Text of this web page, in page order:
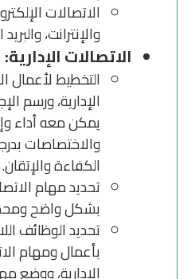
الاتصالات
والإنترانت،
الاتصالات الإدارية:
التخطيط لأعمال
الإدارية، ورسم
يمكن معه أداء
والاختصاصات
الكفاءة والإتقان.
تحديد مهام
بشكل واضح
تحديد الوظائف
بأعمال ومهام
الإدارية، ووضع